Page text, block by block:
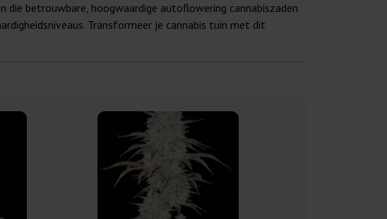
betrouwbare, hoogwaardige autoflowering cannabiszaden
Transformeer je cannabis tuin met dit